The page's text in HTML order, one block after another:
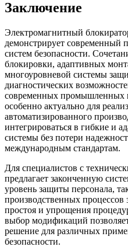
Заключение
Электромагнитный
демонстрирует современный
систем безопасности.
блокировки, адаптивных
многоуровневой системы
диагностических
современных промышленных
особенно актуально для
автоматизированного
интегрироваться в гибкие и
системы без потери
международным стандартам.
Для специалистов с
предлагает законченную
уровень защиты персонала,
производственных процессов
простоя и упрощения
выбор модификаций
решение для различных
безопасности.